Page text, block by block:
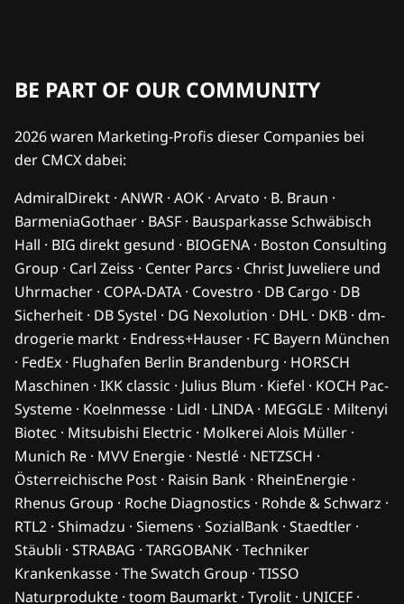
BE PART OF OUR COMMUNITY
2026 waren Marketing-Profis dieser Companies bei
der CMCX dabei:
AdmiralDirekt · ANWR · AOK · Arvato · B. Braun ·
BarmeniaGothaer · BASF · Bausparkasse Schwäbisch
Hall · BIG direkt gesund · BIOGENA · Boston Consulting
Group · Carl Zeiss · Center Parcs · Christ Juweliere und
Uhrmacher · COPA-DATA · Covestro · DB Cargo · DB
Sicherheit · DB Systel · DG Nexolution · DHL · DKB · dm-
drogerie markt · Endress+Hauser · FC Bayern München
· FedEx · Flughafen Berlin Brandenburg · HORSCH
Maschinen · IKK classic · Julius Blum · Kiefel · KOCH Pac-
Systeme · Koelnmesse · Lidl · LINDA · MEGGLE · Miltenyi
Biotec · Mitsubishi Electric · Molkerei Alois Müller ·
Munich Re · MVV Energie · Nestlé · NETZSCH ·
Österreichische Post · Raisin Bank · RheinEnergie ·
Rhenus Group · Roche Diagnostics · Rohde & Schwarz ·
RTL2 · Shimadzu · Siemens · SozialBank · Staedtler ·
Stäubli · STRABAG · TARGOBANK · Techniker
Krankenkasse · The Swatch Group · TISSO
Naturprodukte · toom Baumarkt · Tyrolit · UNICEF ·